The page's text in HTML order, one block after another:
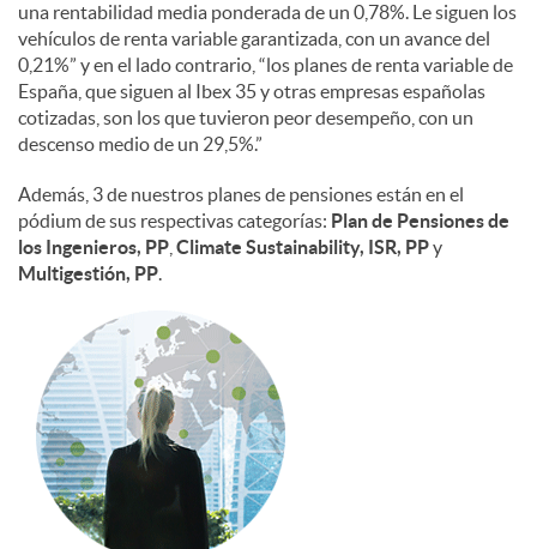
una rentabilidad media ponderada de un 0,78%. Le siguen los
vehículos de renta variable garantizada, con un avance del
0,21%” y en el lado contrario, “los planes de renta variable de
España, que siguen al Ibex 35 y otras empresas españolas
cotizadas, son los que tuvieron peor desempeño, con un
descenso medio de un 29,5%.”
Además, 3 de nuestros planes de pensiones están en el
pódium de sus respectivas categorías: Plan de Pensiones de
los Ingenieros, PP Climate Sustainability, ISR, PPy
Multigestión, PP.